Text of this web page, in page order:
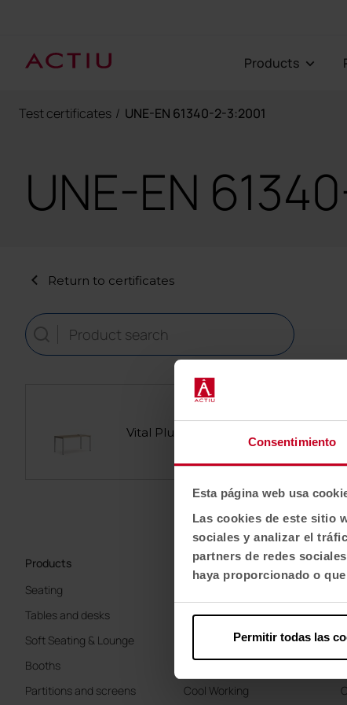
Consentimiento
Esta página web usa
Las cookies de este sitio
sociales y analizar el
partners de redes
haya proporcionado o
Permitir todas las
Products
Test certificates / UNE-EN 61340-2-3:2001
UNE-EN
Return to certificates
Vital Plus
Products
Seating
Tables and desks
Soft Seating & Lounge
Booths
Partitions and screens
Sectors
Health
Education
Hospitality
Cool Working